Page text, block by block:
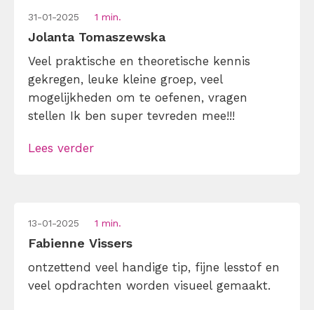
31-01-2025 1 min.
Jolanta Tomaszewska
Veel praktische en theoretische kennis
gekregen, leuke kleine groep, veel
mogelijkheden om te oefenen, vragen
stellen Ik ben super tevreden mee!!!
Lees verder
13-01-2025 1 min.
Fabienne Vissers
ontzettend veel handige tip, fijne lesstof en
veel opdrachten worden visueel gemaakt.